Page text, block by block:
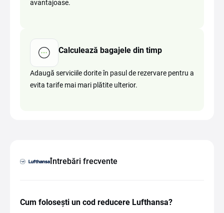
avantajoase.
Calculează bagajele din timp
Adaugă serviciile dorite în pasul de rezervare pentru a
evita tarife mai mari plătite ulterior.
Întrebări frecvente
Cum folosești un cod reducere Lufthansa?